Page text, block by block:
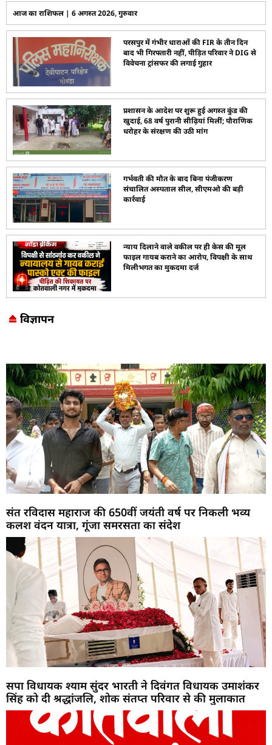
आज का राशिफल | 6 अगस्त 2026, गुरुवार
परसपुर में गंभीर धाराओं की FIR के तीन दिन
बाद भी गिरफ्तारी नहीं, पीड़ित परिवार ने DIG से
विवेचना ट्रांसफर की लगाई गुहार
प्रशासन के आदेश पर शुरू हुई अगस्त कुंड की
खुदाई, 68 वर्ष पुरानी सीढ़ियां मिलीं; पौराणिक
धरोहर के संरक्षण की उठी मांग
गर्भवती की मौत के बाद बिना पंजीकरण
संचालित अस्पताल सील, सीएमओ की बड़ी
कार्रवाई
न्याय दिलाने वाले वकील पर ही केस की मूल
फाइल गायब कराने का आरोप, विपक्षी के साथ
मिलीभगत का मुकदमा दर्ज
विज्ञापन
संत रविदास महाराज की 650वीं जयंती वर्ष पर निकली भव्य
कलश वंदन यात्रा, गूंजा समरसता का संदेश
सपा विधायक श्याम सुंदर भारती ने दिवंगत विधायक उमाशंकर
सिंह को दी श्रद्धांजलि, शोक संतप्त परिवार से की मुलाकात